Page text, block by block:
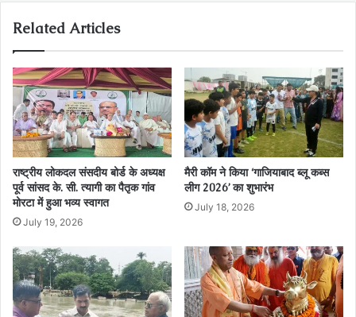
Related Articles
राष्ट्रीय लोकदल संसदीय बोर्ड के अध्यक्ष
पूर्व सांसद के. सी. त्यागी का पैतृक गांव
मोरटा में हुआ भव्य स्वागत
July 19, 2026
मैरी कॉम ने किया ‘गाजियाबाद ब्लू कब्स
लीग 2026’ का शुभारंभ
July 18, 2026